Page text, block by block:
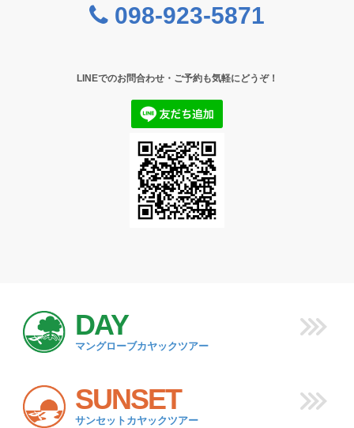
098-923-5871
LINEでのお問合わせ・ご予約も気軽にどうぞ！
DAY
マングローブカヤックツアー
SUNSET
サンセットカヤックツアー